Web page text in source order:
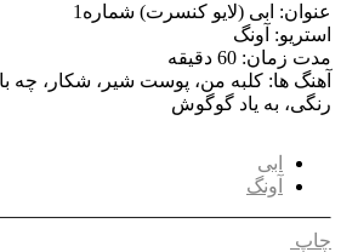
عنوان: ابی (لایو کنسرت) شماره1
استریو: آونگ
مدت زمان: 60 دقیقه
آهنگ ها: کلبه من، پوست شیر، شکار، چه
رنگی، به یاد گوگوش
ابی
آونگ
چاپ